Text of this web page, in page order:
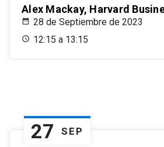
Alex Mackay, Harvard
28 de Septiembre de 2023
12:15 a 13:15
27 SEP